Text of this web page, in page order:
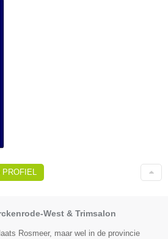
PROFIEL
West & Trimsalon
Rosmeer, maar wel in de provincie